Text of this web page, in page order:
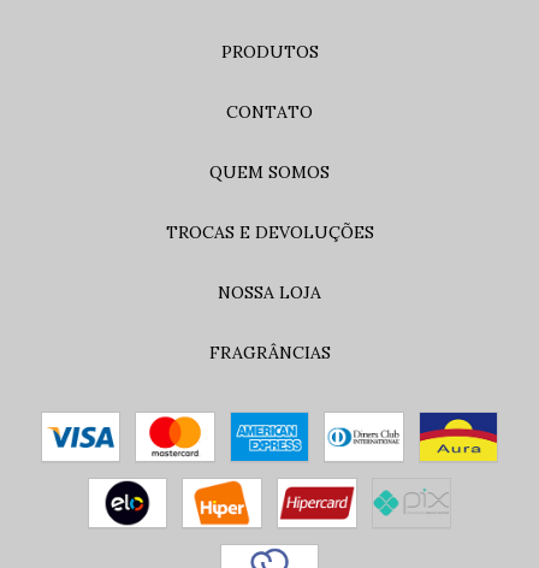
PRODUTOS
CONTATO
QUEM SOMOS
TROCAS E DEVOLUÇÕES
NOSSA LOJA
FRAGRÂNCIAS